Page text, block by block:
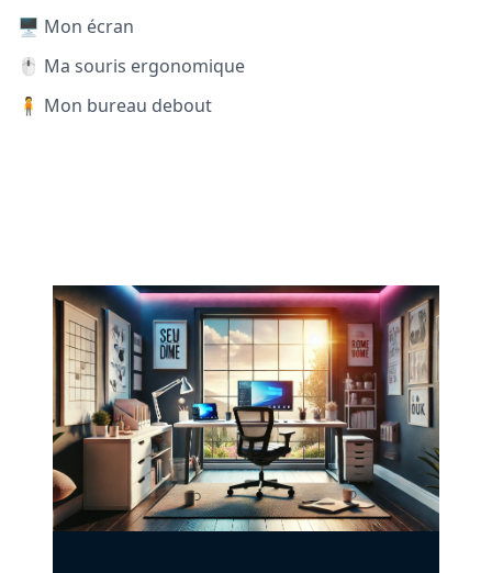
🖥️ Mon écran
🖱️ Ma souris ergonomique
🧍 Mon bureau debout